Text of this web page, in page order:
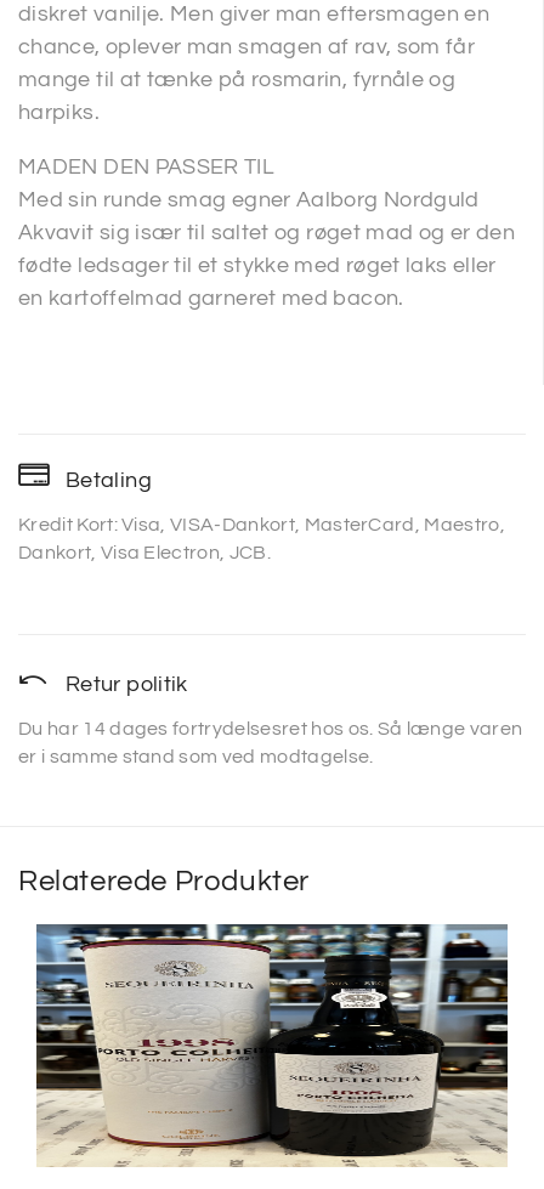
diskret vanilje. Men giver man eftersmagen en
chance, oplever man smagen af rav, som får
mange til at tænke på rosmarin, fyrnåle og
harpiks.
MADEN DEN PASSER TIL
Med sin runde smag egner Aalborg Nordguld
Akvavit sig især til saltet og røget mad og er den
fødte ledsager til et stykke med røget laks eller
en kartoffelmad garneret med bacon.
Betaling
Kredit Kort: Visa, VISA-Dankort, MasterCard, Maestro,
Dankort, Visa Electron, JCB.
Retur politik
Du har 14 dages fortrydelsesret hos os. Så længe varen
er i samme stand som ved modtagelse.
Relaterede Produkter